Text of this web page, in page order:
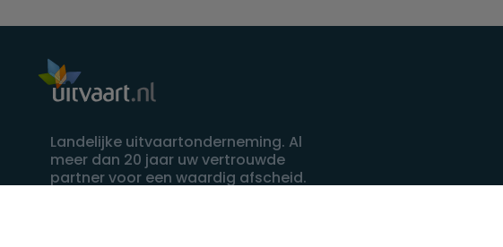
Landelijke uitvaartonderneming. Al
meer dan 20 jaar uw vertrouwde
partner voor een waardig afscheid.